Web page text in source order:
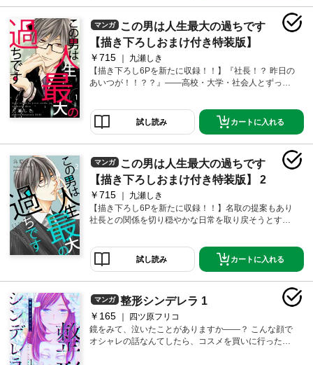
けのものですからね！」さらに疲労がたまるんですけ
ど。【恋するソワレ】 この作品は「恋するソワレ」20
18年Vol．12に収録されています。
マンガ
この男は人生最大の過ちです
【描き下ろしおまけ付き特装版】
￥715
九瀬しき
【描き下ろし6Pを新たに収録！！】『社長！？ 昨日の
あいつが！！？？』――高校・大学・社会人とずっと
悪そうな頭を治す薬でも飲んで死ぬまで大人しくして
ください」と盛大なイヤミの応酬！！なんで知らない
奴からここまで言われないといけないの！？仕返しに
奴の足をひっかけ転ばせ「あ ごめーん わざとでーす」
と言ってやった！！！（だがやりすぎた…）そうした
ら翌日、その男が社長として現れ、しかも私を探して
いるだ…と…！！？？【恋するソワレ】【本作品は
「この男は人生最大の過ちです」第1～8巻を収録した
電子特装版です】
試し読み カートに入れる
マンガ
この男は人生最大の過ちです
【描き下ろしおまけ付き特装版】 2
￥715
九瀬しき
【描き下ろし6Pを新たに収録！！】名取の提案もあり
社長との関係を切り穏やかな日常を取り戻そうとする
は社長と唯を別れさせる作戦として今度は唯の恋人の
フリをしはじめるが空回りの連続で…！？おまけペー
ジには社長のバレンタインデー秘話も☆【恋するソワ
レ】【本作品は「この男は人生最大の過ちです」第9～
14巻を収録した電子特装版です】
試し読み カートに入れる
マンガ 整形シンデレラ 1
￥165
四ツ原フリコ
鏡をみて、泣いたことがありますか――？ こんな顔で
オシャレの話なんてしたら、コスメを買いに行った